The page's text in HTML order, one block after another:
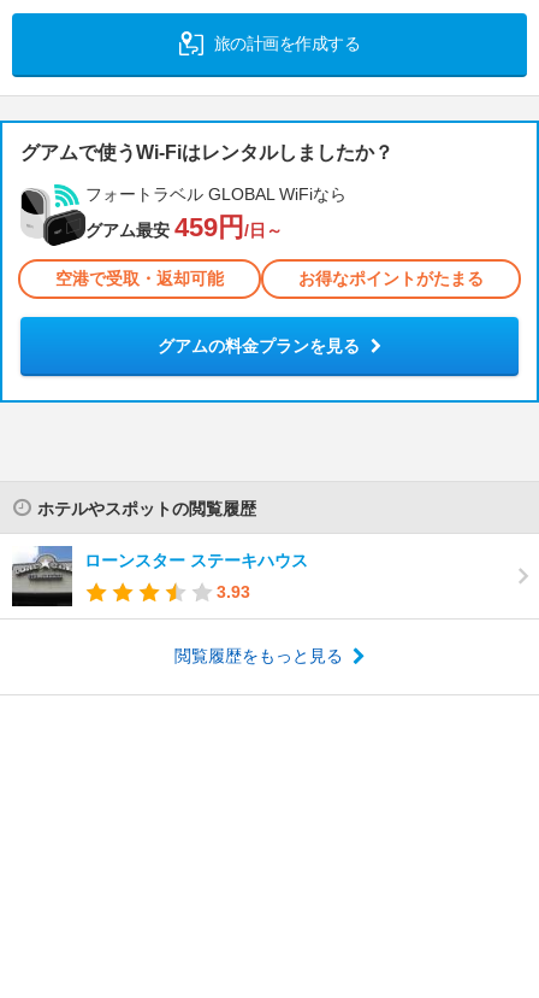
旅の計画を作成する
グアムで使うWi-Fiはレンタルしましたか？
フォートラベル GLOBAL WiFiなら
グアム最安 459円 /日～
空港で受取・返却可能 お得なポイントがたまる
グアムの料金プランを見る
ホテルやスポットの閲覧履歴
ローンスター ステーキハウス
3.93
閲覧履歴をもっと見る